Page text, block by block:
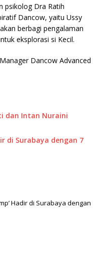
psikolog Dra Ratih
Dancow, yaitu Ussy
berbagi pengalaman
eksplorasi si Kecil.
Dancow Advanced
dan Intan Nuraini
di Surabaya dengan 7
Hadir di Surabaya dengan